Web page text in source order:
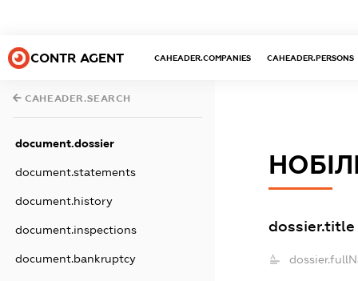
CONTR AGENT CAHEADER.COMPANIES CAHEADER.PERSONS
CAHEADER.SEARCH
document.dossier
document.statements
document.history
document.inspections
document.bankruptcy
dossier.title